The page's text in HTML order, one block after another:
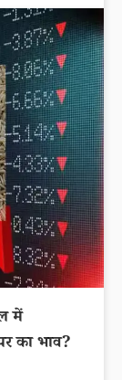
में
का भाव?